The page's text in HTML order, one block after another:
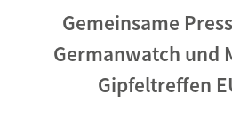
Gemeinsame
Germanwatch und
Gipfeltreffen